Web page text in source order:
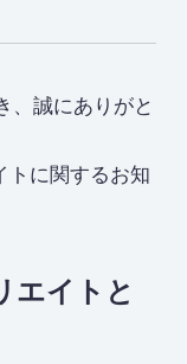
、誠にありがと
トに関するお知
エイトと